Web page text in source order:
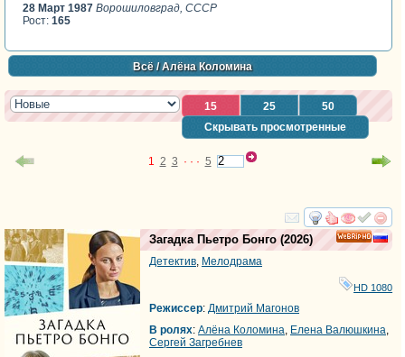
28 Март 1987Ворошиловград, СССР
Рост:165
Всё/ Алёна Коломина
15 25
50
Скрывать просмотренные
1 2 3 · · · 5
смотреть
HD
Загадка Пьетро Бонго (2026)
Детектив, Мелодрама
HD 1080
Режиссер: Дмитрий Магонов
В ролях: Алёна Коломина, Елена Валюшкина,
Сергей Загребнев